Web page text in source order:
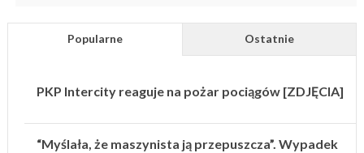
Popularne Ostatnie
PKP Intercity reaguje na pożar pociągów [ZDJĘCIA]
“Myślała, że maszynista ją przepuszcza”. Wypadek